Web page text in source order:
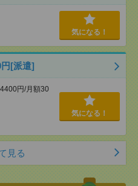
気になる！
[派遣]
円/月額30
気になる！
見る